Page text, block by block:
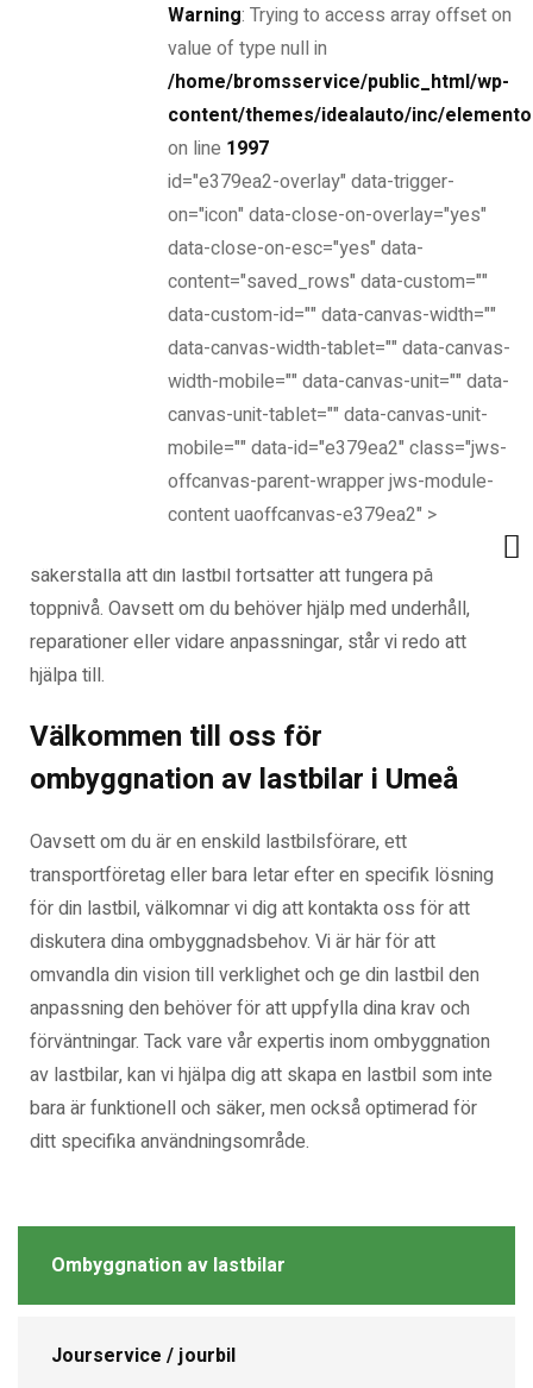
Warning: Trying to access array offset on
value of type null in
/home/bromsservice/public_html/wp-
content/themes/idealauto/inc/
on line 1997
id="e379ea2-overlay" data-trigger-
on="icon" data-close-on-overlay="yes"
data-close-on-esc="yes" data-
content="saved_rows" data-custom=""
data-custom-id="" data-canvas-width=""
data-canvas-width-tablet="" data-canvas-
width-mobile="" data-canvas-unit="" data-
canvas-unit-tablet="" data-canvas-unit-
mobile="" data-id="e379ea2" class="jws-
offcanvas-parent-wrapper jws-module-
content uaoffcanvas-e379ea2" >
Ombyggnation av lastbilar
Jourservice / jourbil
att kunna erbjuda våra kunder de mest innovativa och
effektiva lösningarna.
Säkerhet och kvalitet först
Säkerhet är en prioritet i allt vi gör. Alla våra
ombyggnationer genomgår noggranna tester för att
säkerställa att de uppfyller och överträffar alla relevanta
säkerhetsstandarder. Dessutom används endast
högkvalitativa material och komponenter i alla våra
ombyggnationer för att säkerställa hållbarhet och
Efterföljande service och support
Efter ombyggnationen slutar inte vår service där. Vi
säkerställa att din lastbil fortsätter att fungera på
toppnivå. Oavsett om du behöver hjälp med underhåll,
reparationer eller vidare anpassningar, står vi redo att
hjälpa till.
Välkommen till oss för
ombyggnation av lastbilar i Umeå
Oavsett om du är en enskild lastbilsförare, ett
transportföretag eller bara letar efter en specifik lösning
för din lastbil, välkomnar vi dig att kontakta oss för att
diskutera dina ombyggnadsbehov. Vi är här för att
omvandla din vision till verklighet och ge din lastbil den
anpassning den behöver för att uppfylla dina krav och
förväntningar. Tack vare vår expertis inom ombyggnation
av lastbilar, kan vi hjälpa dig att skapa en lastbil som inte
bara är funktionell och säker, men också optimerad för
ditt specifika användningsområde.